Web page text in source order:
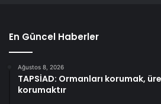
En Güncel Haberler
Ağustos 8, 2026
TAPSİAD: Ormanları korumak,
korumaktır